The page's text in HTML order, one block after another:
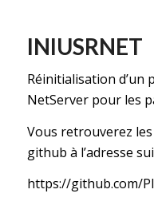
INIUSRNET
Réinitialisation d’un
NetServer pour les
Vous retrouverez
github à l’adresse
https://github.com/